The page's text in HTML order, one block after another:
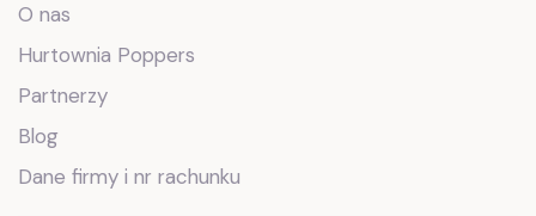
O nas
Hurtownia Poppers
Partnerzy
Blog
Dane firmy i nr rachunku